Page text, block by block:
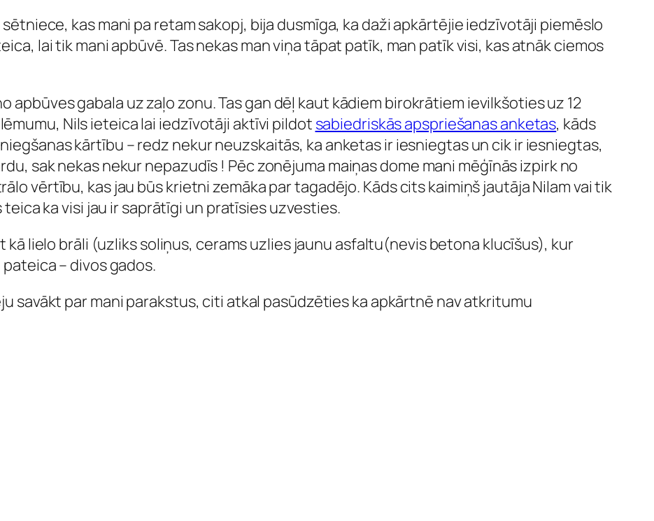
kas mani pa retam sakopj, bija dusmīga, ka daži apkārtējie iedzīvotāji piemēslo
lai tik mani apbūvē. Tas nekas man viņa tāpat patīk, man patīk visi, kas atnāk ciemos
apbūves gabala uz zaļo zonu. Tas gan dēļ kaut kādiem birokrātiem ievilkšoties uz 12
Nils ieteica lai iedzīvotāji aktīvi pildot sabiedriskās apspriešanas anketas, kāds
kārtību – redz nekur neuzskaitās, ka anketas ir iesniegtas un cik ir iesniegtas,
sak nekas nekur nepazudīs ! Pēc zonējuma maiņas dome mani mēģīnās izpirk no
vērtību, kas jau būs krietni zemāka par tagadējo. Kāds cits kaimiņš jautāja Nilam vai tik
ka visi jau ir saprātīgi un pratīsies uzvesties.
kā lielo brāli (uzliks soliņus, cerams uzlies jaunu asfaltu(nevis betona klucīšus), kur
– divos gados.
savākt par mani parakstus, citi atkal pasūdzēties ka apkārtnē nav atkritumu